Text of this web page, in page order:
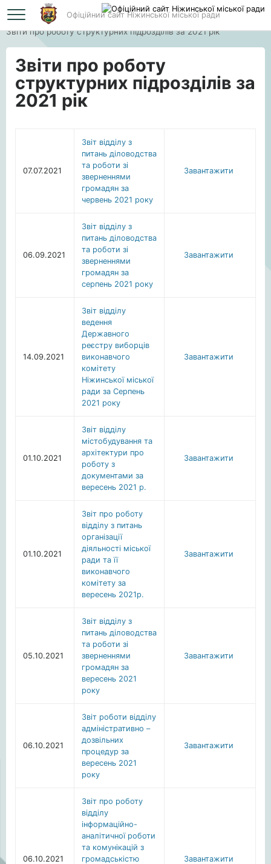
Офіційний сайт Ніжинської міської ради
Головна
Звіти про роботу структурних підрозділів за 2021 рік
Звіти про роботу
структурних підрозділів за
2021 рік
07.07.2021
Звіт відділу з
питань діловодства
та роботи зі
зверненнями
громадян за
червень 2021 року
Завантажити
06.09.2021
Звіт відділу з
питань діловодства
та роботи зі
зверненнями
громадян за
серпень 2021 року
Завантажити
14.09.2021
Звіт відділу
ведення
Державного
реєстру виборців
виконавчого
комітету
Ніжинської міської
ради за Серпень
2021 року
Завантажити
01.10.2021
Звіт відділу
містобудування та
архітектури про
роботу з
документами за
вересень 2021 р.
Завантажити
01.10.2021
Звіт про роботу
відділу з питань
організації
діяльності міської
ради та її
виконавчого
комітету за
вересень 2021р.
Завантажити
05.10.2021
Звіт відділу з
питань діловодства
та роботи зі
зверненнями
громадян за
вересень 2021
року
Завантажити
06.10.2021
Звіт роботи відділу
адміністративно –
дозвільних
процедур за
вересень 2021
року
Завантажити
06.10.2021
Звіт про роботу
відділу
інформаційно-
аналітичної роботи
та комунікацій з
громадськістю
Завантажити